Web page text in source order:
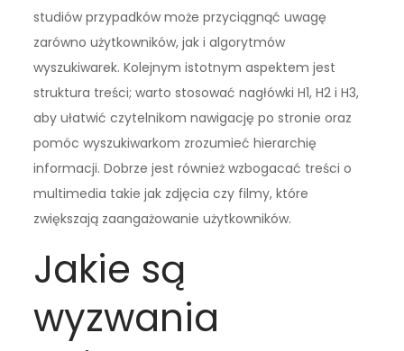
studiów przypadków może przyciągnąć uwagę
zarówno użytkowników, jak i algorytmów
wyszukiwarek. Kolejnym istotnym aspektem jest
struktura treści; warto stosować nagłówki H1, H2 i H3,
aby ułatwić czytelnikom nawigację po stronie oraz
pomóc wyszukiwarkom zrozumieć hierarchię
informacji. Dobrze jest również wzbogacać treści o
multimedia takie jak zdjęcia czy filmy, które
zwiększają zaangażowanie użytkowników.
Jakie są
wyzwania